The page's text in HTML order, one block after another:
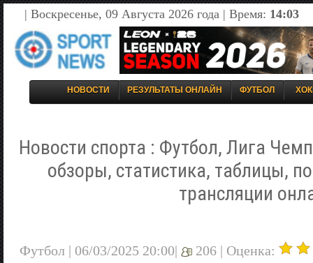
| Воскресенье, 09 Августа 2026 года | Время: 14:03
НОВОСТИ РЕЗУЛЬТАТЫ ОНЛАЙН ФУТБОЛ
Новости спорта : Футбол, Лига
обзоры, статистика, таблицы,
трансляции
Футбол | 06/03/2025 20:00| 206 | Оценка: